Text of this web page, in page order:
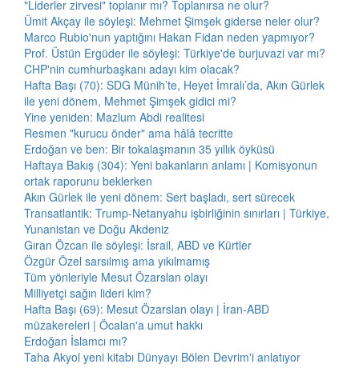
"Liderler zirvesi" toplanır mı? Toplanırsa ne olur?
Ümit Akçay ile söyleşi: Mehmet Şimşek giderse neler olur?
Marco Rubio'nun yaptığını Hakan Fidan neden yapmıyor?
Prof. Üstün Ergüder ile söyleşi: Türkiye'de burjuvazi var mı?
CHP'nin cumhurbaşkanı adayı kim olacak?
Hafta Başı (70): SDG Münih’te, Heyet İmralı’da, Akın Gürlek
ile yeni dönem, Mehmet Şimşek gidici mi?
Yine yeniden: Mazlum Abdi realitesi
Resmen "kurucu önder" ama hâlâ tecritte
Erdoğan ve ben: Bir tokalaşmanın 35 yıllık öyküsü
Haftaya Bakış (304): Yeni bakanların anlamı | Komisyonun
ortak raporunu beklerken
Akın Gürlek ile yeni dönem: Sert başladı, sert sürecek
Transatlantik: Trump-Netanyahu işbirliğinin sınırları | Türkiye,
Yunanistan ve Doğu Akdeniz
Gıran Özcan ile söyleşi: İsrail, ABD ve Kürtler
Özgür Özel sarsılmış ama yıkılmamış
Tüm yönleriyle Mesut Özarslan olayı
Milliyetçi sağın lideri kim?
Hafta Başı (69): Mesut Özarslan olayı | İran-ABD
müzakereleri | Öcalan'a umut hakkı
Erdoğan İslamcı mı?
Taha Akyol yeni kitabı Dünyayı Bölen Devrim'i anlatıyor